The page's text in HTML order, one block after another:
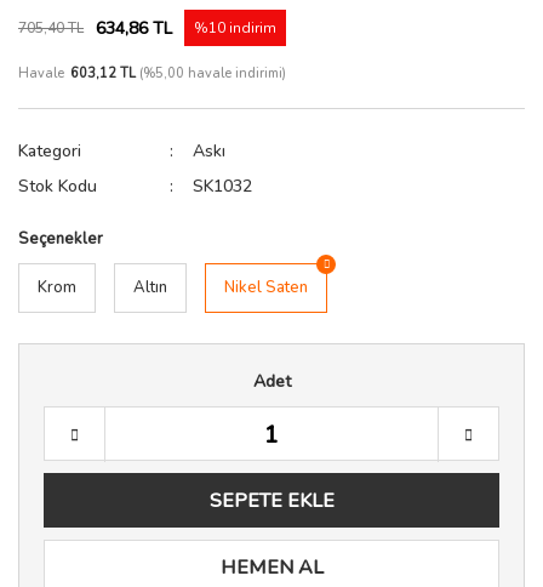
705,40 TL 634,86 TL %10 indirim
Havale 603,12 TL(%5,00 havale indirimi)
Kategori
Askı
Stok Kodu
SK1032
Seçenekler
Krom Altın Nikel Saten
Adet
SEPETE EKLE
HEMEN AL